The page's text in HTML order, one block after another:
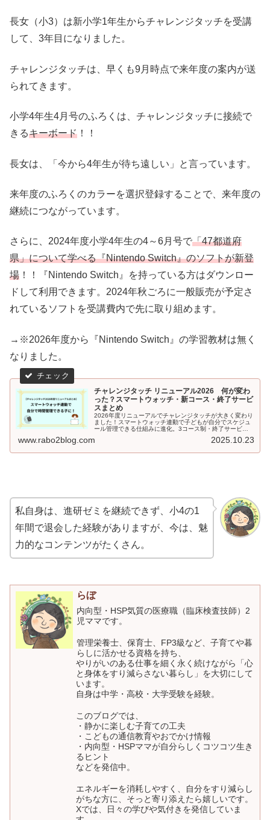
長女（小3）は新小学1年生からチャレンジタッチを受講
して、3年目になりました。
チャレンジタッチは、早くも9月時点で来年度の案内が送
られてきます。
小学4年生4月号のふろくは、チャレンジタッチに接続で
きるキーボード ！！
長女は、「今から4年生が待ち遠しい」と言っています。
来年度のふろくのカラーを選択登録することで、来年度の
継続につながっています。
さらに、2024年度小学4年生の4～6月号で「47都道府
県」について学べる『Nintendo Switch』のソフトが新登
場 ！！『Nintendo Switch』を持っている方はダウンロー
ドして利用できます。2024年秋ごろに一般販売が予定さ
れているソフトを受講費内で先に取り組めます。
→※2026年度から『Nintendo Switch』の学習教材は無く
なりました。
チャレンジタッチ リニューアル2026 何が変わ
った？スマートウォッチ・新コース・終了サービ
スまとめ
2026年度リニューアルでチャレンジタッチが大きく変わり
ました！スマートウォッチ連動で子どもが自分でスケジュ
ール管理できる仕組みに進化。3コース制・終了サービス
www.rabo2blog.com 2025.10.23
私自身は、進研ゼミを継続できず、小4の1
年間で退会した経験がありますが、今は、魅
力的なコンテンツがたくさん。
らぼ
内向型・HSP気質の医療職（臨床検査技師）2
児ママです。
管理栄養士、保育士、FP3級など、子育てや暮
らしに活かせる資格を持ち、
やりがいのある仕事を細く永く続けながら「心
と身体をすり減らさない暮らし」を大切にして
います。
自身は中学・高校・大学受験を経験。
このブログでは、
・静かに楽しむ子育ての工夫
・こどもの通信教育やおでかけ情報
・内向型・HSPママが自分らしくコツコツ生き
るヒント
などを発信中。
エネルギーを消耗しやすく、自分をすり減らし
がちな方に、そっと寄り添えたら嬉しいです。
Xでは、日々の学びや気付きを発信していま